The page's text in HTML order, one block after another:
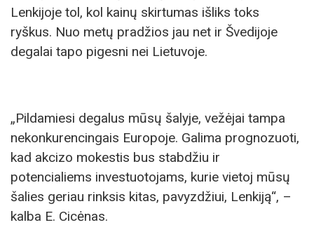
Lenkijoje tol, kol kainų skirtumas išliks toks
ryškus. Nuo metų pradžios jau net ir Švedijoje
degalai tapo pigesni nei Lietuvoje.
„Pildamiesi degalus mūsų šalyje, vežėjai tampa
nekonkurencingais Europoje. Galima prognozuoti,
kad akcizo mokestis bus stabdžiu ir
potencialiems investuotojams, kurie vietoj mūsų
šalies geriau rinksis kitas, pavyzdžiui, Lenkiją“, –
kalba E. Cicėnas.